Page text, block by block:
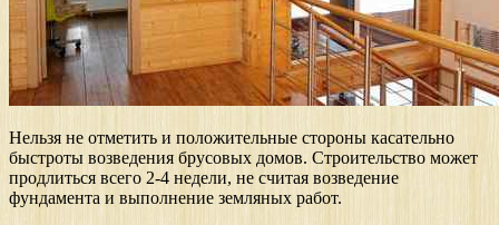
Нельзя не отметить и положительные стороны касательно
быстроты возведения брусовых домов. Строительство может
продлиться всего 2-4 недели, не считая возведение
фундамента и выполнение земляных работ.